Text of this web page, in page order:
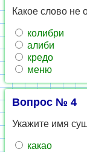
Какое слово не
колибри
алиби
кредо
меню
Вопрос № 4
Укажите имя
какао